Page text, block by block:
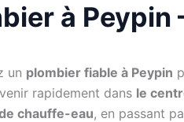
à
un plombier fiable à Peypin
rapidement dans le
chauffe-eau, en passant